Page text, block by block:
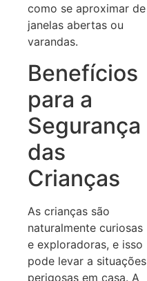
como se aproximar de
janelas abertas ou
varandas.
Benefícios
para a
Segurança
das
Crianças
As crianças são
naturalmente curiosas
e exploradoras, e isso
pode levar a situações
perigosas em casa. A